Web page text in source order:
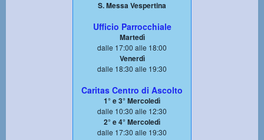
S. Messa Vespertina
Ufficio Parrocchiale
Martedì
dalle 17:00 alle 18:00
Venerdì
dalle 18:30 alle 19:30
Caritas Centro di Ascolto
1° e 3° Mercoledì
dalle 10:30 alle 12:30
2° e 4° Mercoledì
dalle 17:30 alle 19:30